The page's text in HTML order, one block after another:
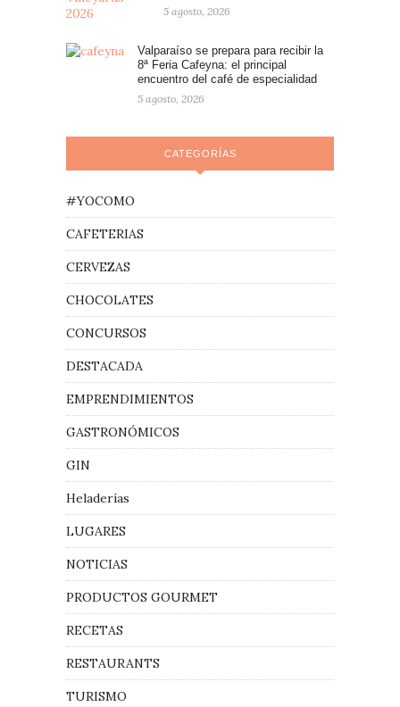
5 agosto, 2026
Valparaíso se prepara para recibir la
8ª Feria Cafeyna: el principal
encuentro del café de especialidad
5 agosto, 2026
CATEGORÍAS
#YOCOMO
CAFETERIAS
CERVEZAS
CHOCOLATES
CONCURSOS
DESTACADA
EMPRENDIMIENTOS
GASTRONÓMICOS
GIN
Heladerías
LUGARES
NOTICIAS
PRODUCTOS GOURMET
RECETAS
RESTAURANTS
TURISMO